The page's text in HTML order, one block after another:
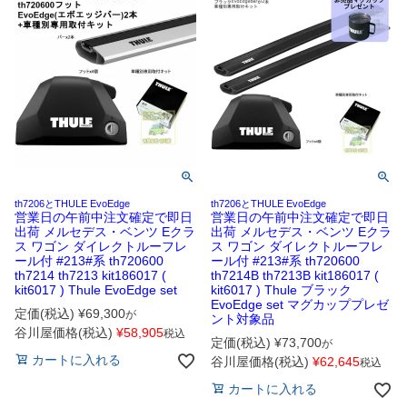
th7206とTHULE EvoEdge
営業日の午前中注文確定で即日
出荷 メルセデス・ベンツ Eクラ
ス ワゴン ダイレクトルーフレ
ール付 #213#系 th720600
th7214 th7213 kit186017 (
kit6017 ) Thule EvoEdge set
定価(税込) ¥69,300が
谷川屋価格(税込) ¥58,905税込
カートに入れる
th7206とTHULE EvoEdge
営業日の午前中注文確定で即日
出荷 メルセデス・ベンツ Eクラ
ス ワゴン ダイレクトルーフレ
ール付 #213#系 th720600
th7214B th7213B kit186017 (
kit6017 ) Thule ブラック
EvoEdge set マグカッププレゼ
ント対象品
定価(税込) ¥73,700が
谷川屋価格(税込) ¥62,645税込
カートに入れる